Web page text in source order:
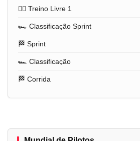
🏋️‍♂️ Treino Livre 1
🏎️ Classificação Sprint
🏁 Sprint
🏎️ Classificação
🏁 Corrida